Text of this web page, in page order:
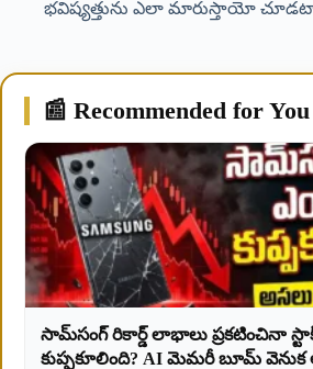
భవిష్యత్తును ఎలా మారుస్తాయో
📰 Recommended for You
సామ్‌సంగ్ రికార్డ్ లాభాలు ప్రకటించినా స్టాక్
కుప్పకూలింది? AI మెమరీ బూమ్ వెనుక